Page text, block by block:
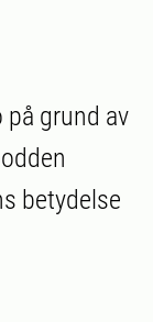
grund av
betydelse